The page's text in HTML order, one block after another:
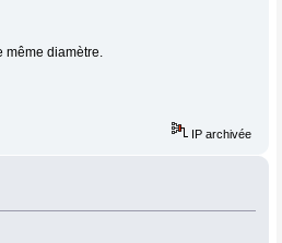
diamètre.
IP archivée